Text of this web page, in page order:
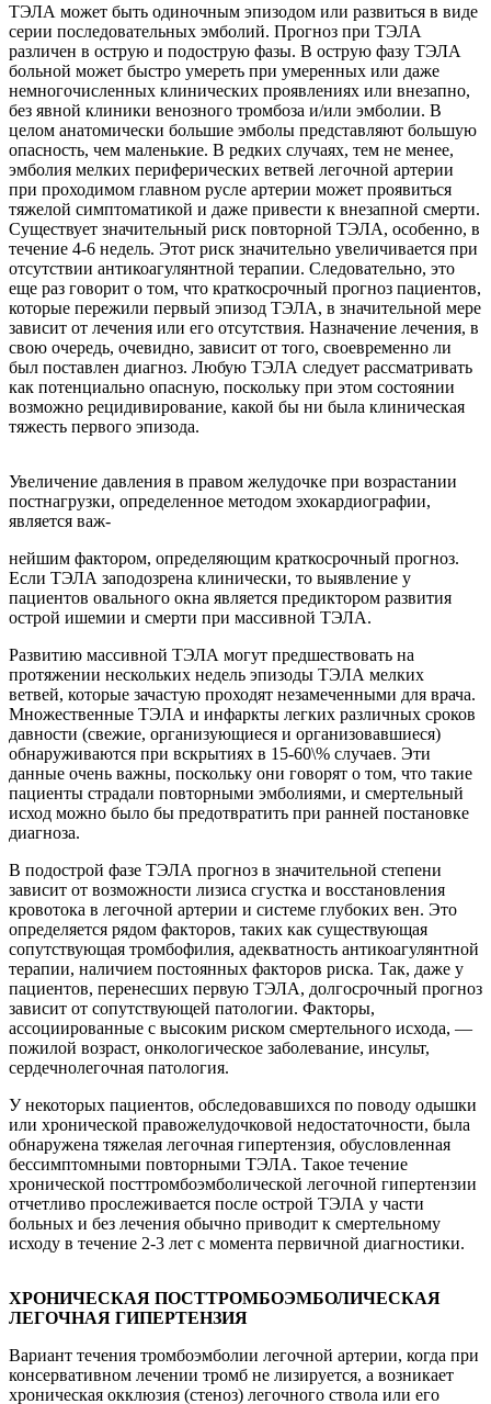
ТЭЛА может быть одиночным эпизодом или развиться в виде
серии последовательных эмболий. Прогноз при ТЭЛА
различен в острую и подострую фазы. В острую фазу ТЭЛА
больной может быстро умереть при умеренных или даже
немногочисленных клинических проявлениях или внезапно,
без явной клиники венозного тромбоза и/или эмболии. В
целом анатомически большие эмболы представляют большую
опасность, чем маленькие. В редких случаях, тем не менее,
эмболия мелких периферических ветвей легочной артерии
при проходимом главном русле артерии может проявиться
тяжелой симптоматикой и даже привести к внезапной смерти.
Существует значительный риск повторной ТЭЛА, особенно, в
течение 4-6 недель. Этот риск значительно увеличивается при
отсутствии антикоагулянтной терапии. Следовательно, это
еще раз говорит о том, что краткосрочный прогноз пациентов,
которые пережили первый эпизод ТЭЛА, в значительной мере
зависит от лечения или его отсутствия. Назначение лечения, в
свою очередь, очевидно, зависит от того, своевременно ли
был поставлен диагноз. Любую ТЭЛА следует рассматривать
как потенциально опасную, поскольку при этом состоянии
возможно рецидивирование, какой бы ни была клиническая
тяжесть первого эпизода.
Увеличение давления в правом желудочке при возрастании
постнагрузки, определенное методом эхокардиографии,
является важ-
нейшим фактором, определяющим краткосрочный прогноз.
Если ТЭЛА заподозрена клинически, то выявление у
пациентов овального окна является предиктором развития
острой ишемии и смерти при массивной ТЭЛА.
Развитию массивной ТЭЛА могут предшествовать на
протяжении нескольких недель эпизоды ТЭЛА мелких
ветвей, которые зачастую проходят незамеченными для врача.
Множественные ТЭЛА и инфаркты легких различных сроков
давности (свежие, организующиеся и организовавшиеся)
обнаруживаются при вскрытиях в 15-60\% случаев. Эти
данные очень важны, поскольку они говорят о том, что такие
пациенты страдали повторными эмболиями, и смертельный
исход можно было бы предотвратить при ранней постановке
диагноза.
В подострой фазе ТЭЛА прогноз в значительной степени
зависит от возможности лизиса сгустка и восстановления
кровотока в легочной артерии и системе глубоких вен. Это
определяется рядом факторов, таких как существующая
сопутствующая тромбофилия, адекватность антикоагулянтной
терапии, наличием постоянных факторов риска. Так, даже у
пациентов, перенесших первую ТЭЛА, долгосрочный прогноз
зависит от сопутствующей патологии. Факторы,
ассоциированные с высоким риском смертельного исхода, —
пожилой возраст, онкологическое заболевание, инсульт,
сердечнолегочная патология.
У некоторых пациентов, обследовавшихся по поводу одышки
или хронической правожелудочковой недостаточности, была
обнаружена тяжелая легочная гипертензия, обусловленная
бессимптомными повторными ТЭЛА. Такое течение
хронической посттромбоэмболической легочной гипертензии
отчетливо прослеживается после острой ТЭЛА у части
больных и без лечения обычно приводит к смертельному
исходу в течение 2-3 лет с момента первичной диагностики.
ХРОНИЧЕСКАЯ ПОСТТРОМБОЭМБОЛИЧЕСКАЯ
ЛЕГОЧНАЯ ГИПЕРТЕНЗИЯ
Вариант течения тромбоэмболии легочной артерии, когда при
консервативном лечении тромб не лизируется, а возникает
хроническая окклюзия (стеноз) легочного ствола или его